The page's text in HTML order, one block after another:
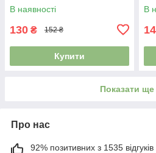
В наявності
130 ₴ 152 ₴
Купити
В
Показати ще
Про нас
92% позитивних з 1535 відгуків